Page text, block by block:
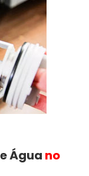
Água no